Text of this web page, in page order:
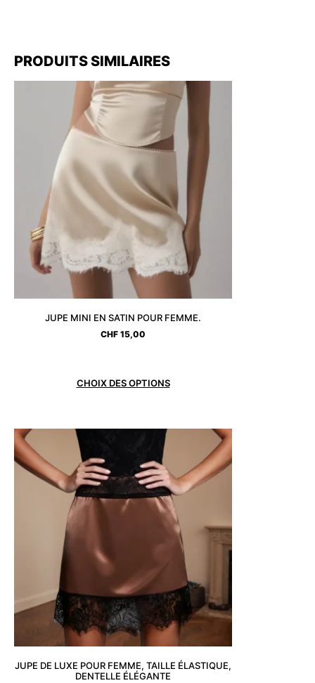
PRODUITS SIMILAIRES
JUPE MINI EN SATIN POUR FEMME.
CHF 15,00
CHOIX DES OPTIONS
JUPE DE LUXE POUR FEMME, TAILLE ÉLASTIQUE,
DENTELLE ÉLÉGANTE